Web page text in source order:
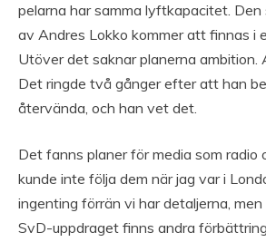
pelarna har samma lyftkapacitet.
av Andres Lokko kommer att finnas i
Utöver det saknar planerna ambition.
Det ringde två gånger efter att han
återvända, och han vet det.
Det fanns planer för media som radio
kunde inte följa dem när jag var i
ingenting förrän vi har detaljerna,
SvD-uppdraget finns andra